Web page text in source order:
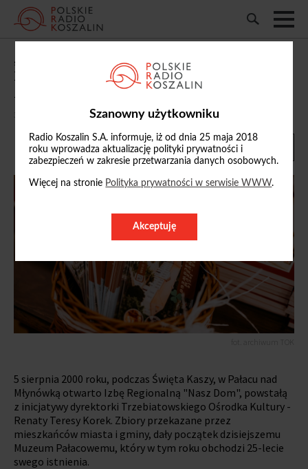
Szanowny użytkowniku
Radio Koszalin S.A. informuje, iż od dnia 25 maja 2018
roku wprowadza aktualizację polityki prywatności i
zabezpieczeń w zakresie przetwarzania danych osobowych.
Więcej na stronie Polityka prywatności w serwisie WWW.
Akceptuję
„Marzenia się spełniają. Od Izby
Regionalnej do Muzeum Pałacowego” -
Anna Winnicka
5 sierpnia 2000 roku, podczas Święta Kaszy, w Pałacu nad
Młynówką otwarto Izbę Regionalną "Nasz Dom", powstałą
z inicjatywy dyrektorki Trzebiatowskiego Ośrodka Kultury -
Renaty Teresy Korek. Zbiory przekazane przez
mieszkańców miasta i gminy, dały początek dzisiejszemu
Muzeum Pałacowemu, który w tym roku obchodzi 25-lecie
swego istnienia.